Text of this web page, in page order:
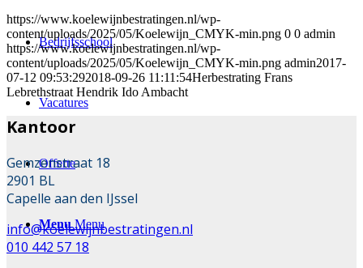
Bedrijfsschool
Vacatures
Offerte
Menu Menu
https://www.koelewijnbestratingen.nl/wp-
content/uploads/2025/05/Koelewijn_CMYK-min.png 0 0 admin
https://www.koelewijnbestratingen.nl/wp-
content/uploads/2025/05/Koelewijn_CMYK-min.png admin2017-
07-12 09:53:292018-09-26 11:11:54Herbestrating Frans
Lebrethstraat Hendrik Ido Ambacht
Kantoor
Gemzenstraat 18
2901 BL
Capelle aan den IJssel
info@koelewijnbestratingen.nl
010 442 57 18